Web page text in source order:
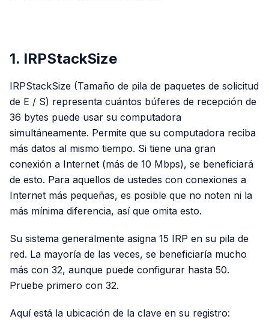
1. IRPStackSize
IRPStackSize (Tamaño de pila de paquetes de solicitud
de E / S) representa cuántos búferes de recepción de
36 bytes puede usar su computadora
simultáneamente. Permite que su computadora reciba
más datos al mismo tiempo. Si tiene una gran
conexión a Internet (más de 10 Mbps), se beneficiará
de esto. Para aquellos de ustedes con conexiones a
Internet más pequeñas, es posible que no noten ni la
más mínima diferencia, así que omita esto.
Su sistema generalmente asigna 15 IRP en su pila de
red. La mayoría de las veces, se beneficiaría mucho
más con 32, aunque puede configurar hasta 50.
Pruebe primero con 32.
Aquí está la ubicación de la clave en su registro: